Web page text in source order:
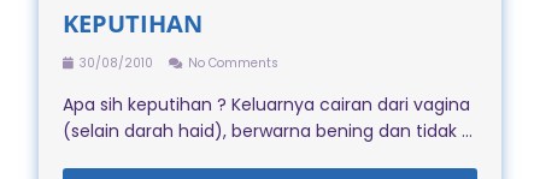
KEPUTIHAN
30/08/2010 No Comments
Apa sih keputihan ? Keluarnya cairan dari vagina
(selain darah haid), berwarna bening dan tidak ...